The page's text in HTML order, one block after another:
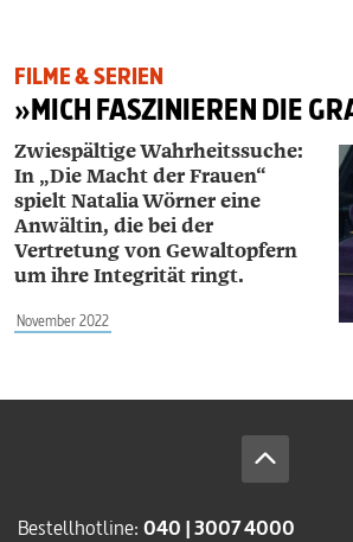
FILME & SERIEN
»MICH FASZINIEREN DIE
Zwiespältige Wahrheitssuche:
In „Die Macht der Frauen“
spielt ­Natalia ­Wörner eine
Anwältin, die bei der
Vertretung von Gewalt­opfern
um ihre Integrität ringt.
November 2022
Bestellhotline: 040 | 3007 4000